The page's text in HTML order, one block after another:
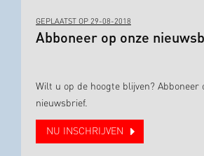
GEPLAATST OP 29-08-2018
Abboneer op onze
Wilt u op de hoogte blijven? Abboneer
nieuwsbrief.
NU INSCHRIJVEN